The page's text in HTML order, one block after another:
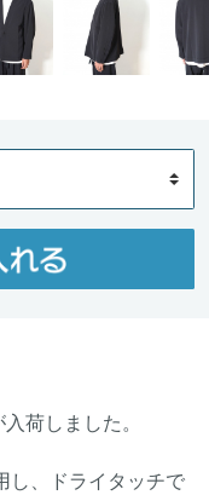
荷しました。
し、ドライタッチで